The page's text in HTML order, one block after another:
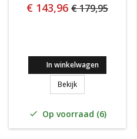
€ 143,96 € 179,95
In winkelwagen
BekijkBabolat Counter
 Op voorraad (6)